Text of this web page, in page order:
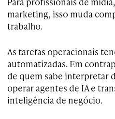
marketing, isso muda
trabalho.
As tarefas operacionais
automatizadas. Em
de quem sabe interpretar
operar agentes de IA e
inteligência de negócio.